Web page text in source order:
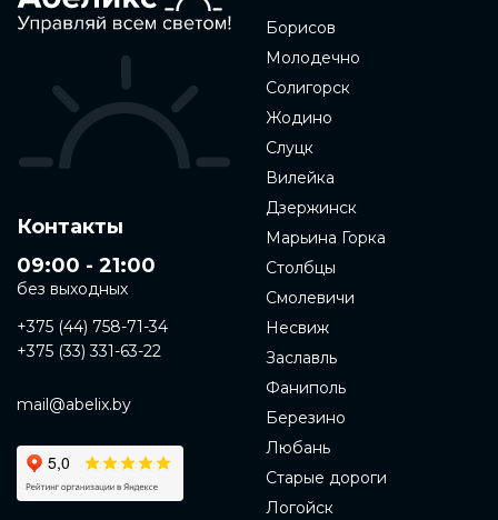
Контакты
09:00 - 21:00
без выходных
+375 (44) 758-71-34
+375 (33) 331-63-22
mail@abelix.by
Борисов
Молодечно
Солигорск
Жодино
Слуцк
Вилейка
Дзержинск
Марьина Горка
Столбцы
Смолевичи
Несвиж
Заславль
Фаниполь
Березино
Любань
Старые дороги
Логойск